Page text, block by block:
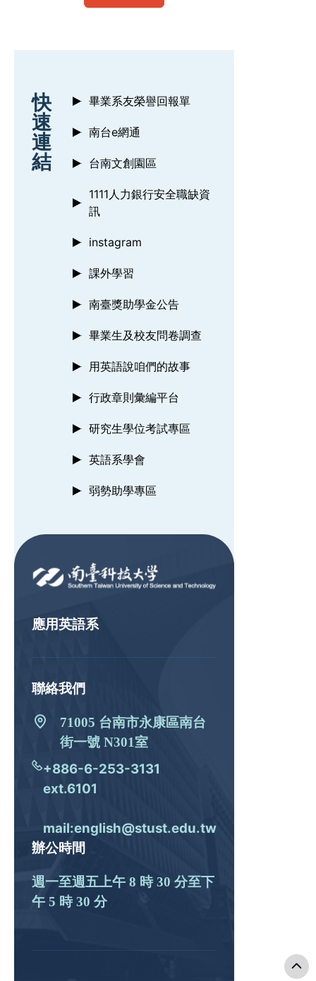
:::
快
速
連
結
畢業系友榮譽回報單
南台e網通
台南文創園區
1111人力銀行安全職缺資
訊
instagram
課外學習
南臺獎助學金公告
畢業生及校友問卷調查
用英語說咱們的故事
行政章則彙編平台
研究生學位考試專區
英語系學會
弱勢助學專區
應用英語系
聯絡我們
71005 台南市永康區南台
街一號 N301室
+886-6-253-3131
ext.6101
mail:english@stust.edu.tw
辦公時間
週一至週五上午 8 時 30 分至下
午 5 時 30 分